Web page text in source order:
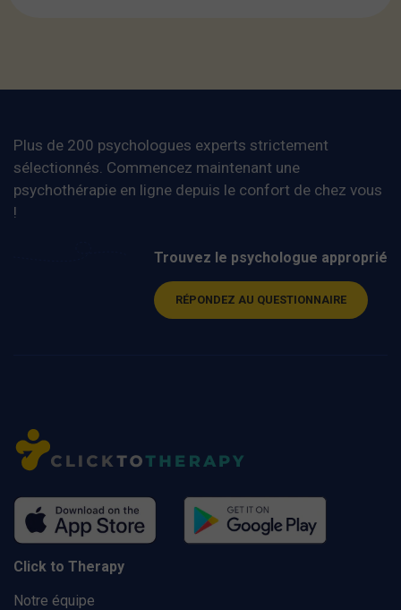
Plus de 200 psychologues experts strictement
sélectionnés. Commencez maintenant une
psychothérapie en ligne depuis le confort de chez vous
!
Trouvez le psychologue approprié
RÉPONDEZ AU QUESTIONNAIRE
Click to Therapy
Notre équipe